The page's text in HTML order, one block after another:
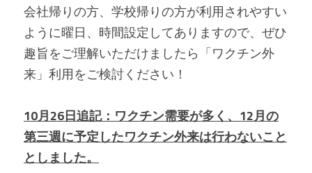
会社帰りの方、学校帰りの方が利用されやすい
ように曜日、時間設定してありますので、ぜひ
趣旨をご理解いただけましたら「ワクチン外
来」利用をご検討ください！
10月26日追記：ワクチン需要が多く、12月の
第三週に予定したワクチン外来は行わないこと
としました。